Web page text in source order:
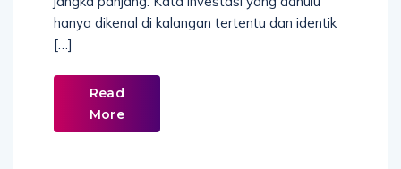
hanya dikenal di kalangan tertentu dan identik
[…]
Read
More